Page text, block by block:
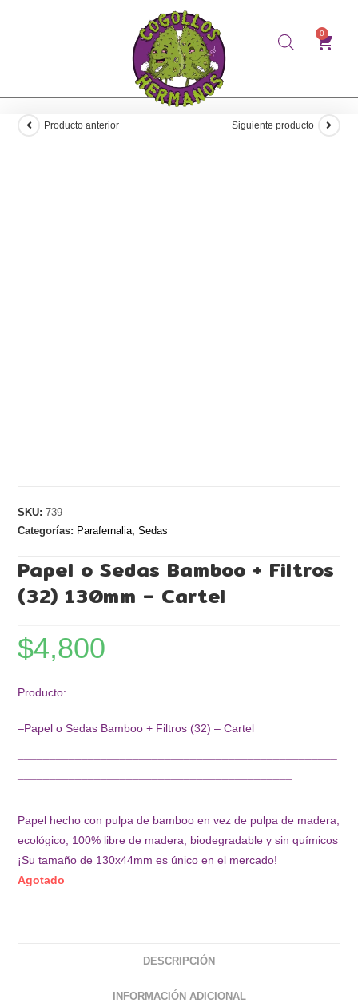
0
Producto anterior Siguiente producto
SKU:739
Categorías: Parafernalia,Sedas
Papel o Sedas Bamboo + Filtros
(32) 130mm – Cartel
$4,800
Producto:
–Papel o Sedas Bamboo + Filtros (32) – Cartel
¯¯¯¯¯¯¯¯¯¯¯¯¯¯¯¯¯¯¯¯¯¯¯¯¯¯¯¯¯¯¯¯¯¯¯¯¯¯¯¯¯¯¯¯¯¯¯¯¯¯
¯¯¯¯¯¯¯¯¯¯¯¯¯¯¯¯¯¯¯¯¯¯¯¯¯¯¯¯¯¯¯¯¯¯¯¯¯¯¯¯¯¯¯
Papel hecho con pulpa de bamboo en vez de pulpa de madera,
ecológico, 100% libre de madera, biodegradable y sin químicos
¡Su tamaño de 130x44mm es único en el mercado!
Agotado
DESCRIPCIÓN
INFORMACIÓN ADICIONAL